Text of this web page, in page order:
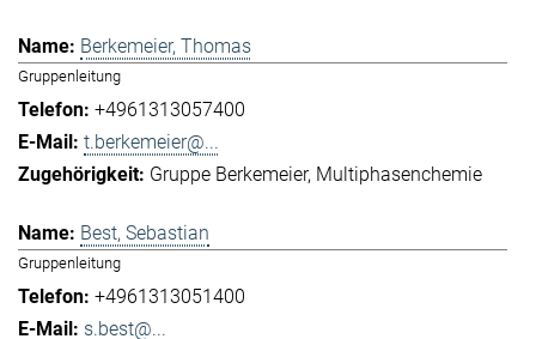
Berkemeier, Thomas
Gruppenleitung
+4961313057400
t.berkemeier@...
Gruppe Berkemeier Multiphasenchemie
Best, Sebastian
Gruppenleitung
+4961313051400
s.best@...